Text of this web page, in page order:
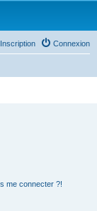
Connexion
Inscription
me connecter ?!